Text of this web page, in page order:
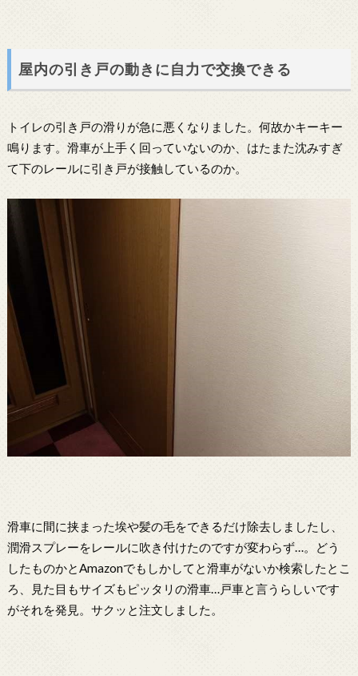
屋内の引き戸の動きに自力で交換できる
トイレの引き戸の滑りが急に悪くなりました。何故かキーキー
鳴ります。滑車が上手く回っていないのか、はたまた沈みすぎ
て下のレールに引き戸が接触しているのか。
滑車に間に挟まった埃や髪の毛をできるだけ除去しましたし、
潤滑スプレーをレールに吹き付けたのですが変わらず…。どう
したものかとAmazonでもしかしてと滑車がないか検索したとこ
ろ、見た目もサイズもピッタリの滑車…戸車と言うらしいです
がそれを発見。サクッと注文しました。